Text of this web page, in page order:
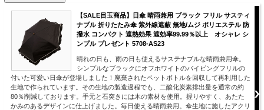
【SALE目玉商品】日傘 晴雨兼用 ブラック フリル サスティ
ナブル 折りたたみ傘 紫外線遮蔽 無地/ムジ ポリエステル 防
撥水 コンパクト 遮熱効果 遮効率99.99％以上 オシャレ シ
ンプル プレゼント 5708-AS23
晴れの日も、雨の日も使えるサステナブルな晴雨兼用傘。
シンプルなブラックにオフホワイトのパイピングフリルの
付いた可愛い日傘が登場しました！廃棄されたペットボトルを回収して再利用した
生地で作られています。その生地の製造過程でも、二酸化炭素排出量を通常の約
80％削減しております。手元と石突きには木の素材を使用。握りやすく、あたた
かみのあるデザインに仕上げました。毎日使える晴雨兼用。傘生地に施したアクリ